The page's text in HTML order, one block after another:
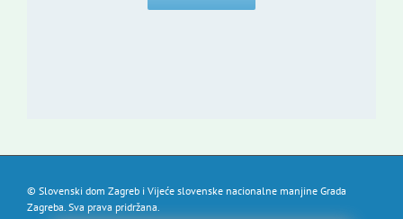
© Slovenski dom Zagreb i Vijeće slovenske nacionalne manjine Grada
Zagreba. Sva prava pridržana.